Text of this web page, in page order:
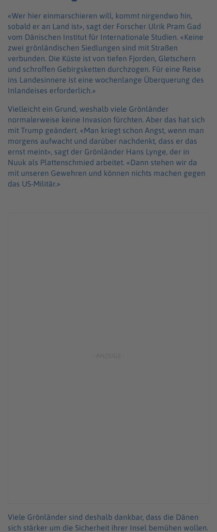
«Wer hier einmarschieren will, kommt nirgendwo hin,
sobald er an Land ist», sagt der Forscher Ulrik Pram Gad
vom Dänischen Institut für Internationale Studien. «Keine
zwei grönländischen Siedlungen sind mit Straßen
verbunden. Die Küste ist von tiefen Fjorden, Gletschern
und schroffen Gebirgsketten durchzogen. Für eine Reise
ins Landesinnere ist eine wochenlange Überquerung des
Inlandeises erforderlich.»
Vielleicht ein Grund, weshalb viele Grönländer
normalerweise keine Invasion fürchten. Aber das hat sich
mit Trump geändert. «Man kriegt schon Angst, wenn man
morgens aufwacht und darüber nachdenkt, dass er das
ernst meint», sagt der Grönländer Hans Lynge, der in
Nuuk als Plattenschmied arbeitet. «Dann stehen wir da
mit unseren Gewehren und können nichts machen gegen
das US-Militär.»
Viele Grönländer sind deshalb dankbar, dass die Dänen
sich stärker um die Sicherheit ihrer Insel bemühen wollen.